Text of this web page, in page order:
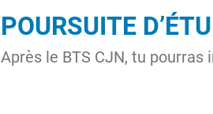
POURSUITE
Après le BTS CJN, tu pourras